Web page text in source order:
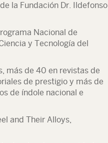
la Fundación Dr. Ildefonso
Nacional de
y Tecnología del
más de 40 en revistas de
de prestigio y más de
de índole nacional e
and Their Alloys,